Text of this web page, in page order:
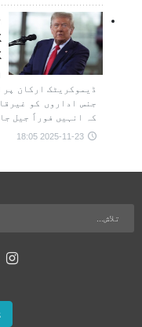
ڈیموکریٹک ارکان
جنس اداروں کو
کہ انہیں فوراً جیل
2025-11-23 18:05